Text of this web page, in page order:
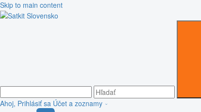
Skip to main content
Ahoj, Prihlásiť sa Účet a zoznamy